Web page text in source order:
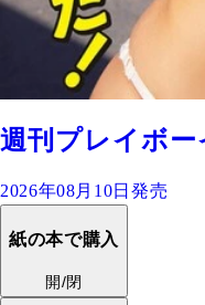
週刊プレイボー
2026年08月10日発売
紙の本で購入
開/閉